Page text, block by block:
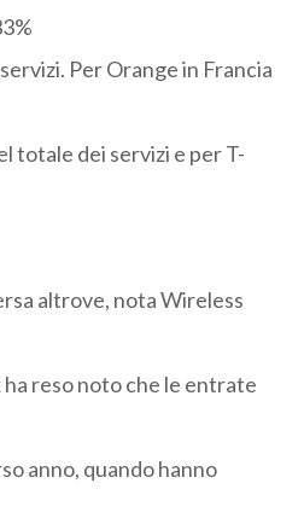
Per Orange in Francia
totale dei servizi e per T-
altrove, nota Wireless
reso noto che le entrate
anno, quando hanno